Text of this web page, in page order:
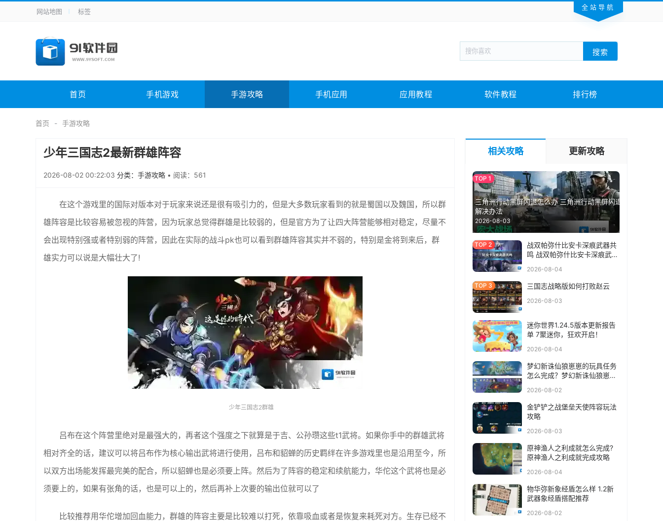
手机应用 新闻阅读 旅游出行 生活实用
手机游戏 H5游戏 回合网游 战棋游戏 枪战射击
电脑软件 其它类别 图形软件 安全相关 应用软件 影音软件 插件下载 教育教学 游戏娱乐 系统软件 素材下载
未分类 综合其它
全站导航
网站地图 标签
搜索
首页 手机游戏 手游攻略 手机应用 应用教程 软件教程 排行榜
首页 手游攻略
少年三国志2最新群雄阵容
2026-08-02 00:22:03 分类：手游攻略 • 阅读：561
在这个游戏里的国际对版本对于玩家来说还是很有吸引力的，但是大多数玩家看到的就是蜀国以及魏国，所以群
雄阵容是比较容易被忽视的阵营，因为玩家总觉得群雄是比较弱的，但是官方为了让四大阵营能够相对稳定，尽量不
会出现特别强或者特别弱的阵营，因此在实际的战斗pk也可以看到群雄阵容其实并不弱的，特别是金将到来后，群
雄实力可以说是大幅壮大了!
少年三国志2群雄
吕布在这个阵营里绝对是最强大的，再者这个强度之下就算是于吉、公孙瓒这些t1武将。如果你手中的群雄武将
相对齐全的话，建议可以将吕布作为核心输出武将进行使用，吕布和貂蝉的历史羁绊在许多游戏里也是沿用至今，所
以双方出场能发挥最完美的配合，所以貂蝉也是必须要上阵。然后为了阵容的稳定和续航能力，华佗这个武将也是必
须要上的，如果有张角的话，也是可以上的，然后再补上次要的输出位就可以了
比较推荐用华佗增加回血能力，群雄的阵容主要是比较难以打死，依靠吸血或者是恢复来耗死对方。生存已经不
相关攻略 更新攻略
三角洲行动黑屏闪退怎么办 三角洲行动黑屏闪退
解决办法
2026-08-03
战双帕弥什比安卡深痕武器共
鸣 战双帕弥什比安卡深痕武器
2026-08-04
三国志战略版如何打败赵云
2026-08-03
迷你世界1.24.5版本更新报告
单 7聚迷你，狂欢开启！
2026-08-04
梦幻新诛仙狼崽崽的玩具任务
怎么完成？梦幻新诛仙狼崽崽
2026-08-02
金铲铲之战堡垒天使阵容玩法
攻略
2026-08-03
原神渔人之利成就怎么完成?
原神渔人之利成就完成攻略
2026-08-04
物华弥新象经盾怎么样 1.2新
武器象经盾搭配推荐
2026-08-02